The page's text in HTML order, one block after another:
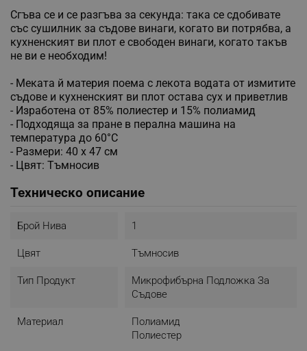
Сгъва се и се разгъва за секунда: така се сдобивате
със сушилник за съдове винаги, когато ви потрябва, а
кухненският ви плот е свободен винаги, когато такъв
не ви е необходим!
- Меката й материя поема с лекота водата от измитите
съдове и кухненският ви плот остава сух и приветлив
- Изработена от 85% полиестер и 15% полиамид
- Подходяща за пране в перална машина на
температура до 60°C
- Размери: 40 х 47 см
- Цвят: Тъмносив
Техническо описание
Брой Нива 1
Цвят Тъмносив
Тип Продукт
Микрофибърна Подложка За
Съдове
Материал
Полиамид
Полиестер